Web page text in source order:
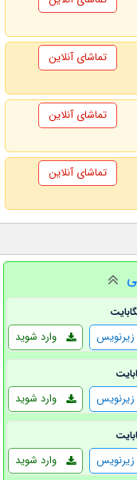
تماشای آنلاین
تماشای آنلاین
تماشای آنلاین
وارد شوید زیرنویس
وارد شوید زیرنویس
وارد شوید زیرنویس